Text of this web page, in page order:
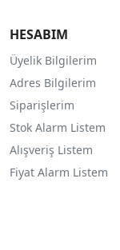
HESABIM
Üyelik Bilgilerim
Adres Bilgilerim
Siparişlerim
Stok Alarm Listem
Alışveriş Listem
Fiyat Alarm Listem